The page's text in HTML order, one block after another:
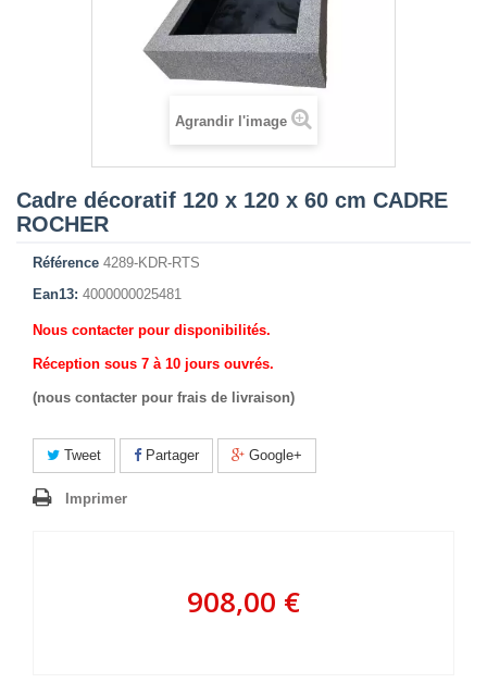
Agrandir l'image
Cadre décoratif 120 x 120 x 60 cm CADRE
ROCHER
Référence 4289-KDR-RTS
Ean13: 4000000025481
Nous contacter pour disponibilités.
Réception sous 7 à 10 jours ouvrés.
(nous contacter pour frais de livraison)
Tweet Partager Google+
Imprimer
908,00 €